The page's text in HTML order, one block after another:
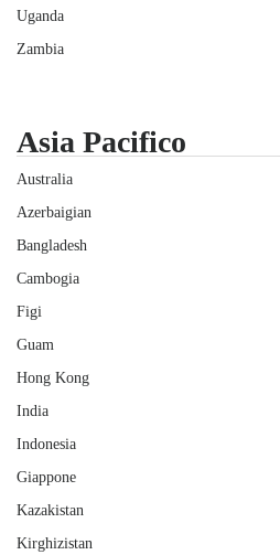
Uganda
Zambia
Asia Pacifico
Australia
Azerbaigian
Bangladesh
Cambogia
Figi
Guam
Hong Kong
India
Indonesia
Giappone
Kazakistan
Kirghizistan